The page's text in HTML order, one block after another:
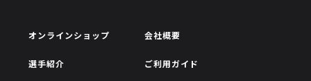
オンラインショップ
選手紹介
会社概要
ご利用ガイド